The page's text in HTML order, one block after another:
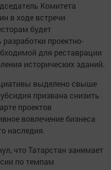
Комитета
в ходе встречи
будет
проектно-
для реставрации
исторических зданий.
выделено свыше
призвана снизить
проектов
вовлечение бизнеса
наследия.
что Татарстан занимает
по темпам